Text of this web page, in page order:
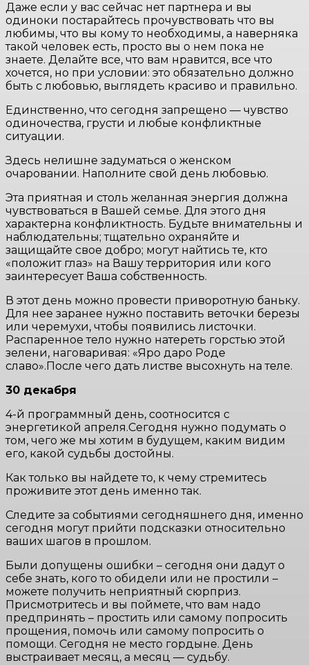
Даже если у вас сейчас нет партнера и вы
одиноки постарайтесь прочувствовать что вы
любимы, что вы кому то необходимы, а наверняка
такой человек есть, просто вы о нем пока не
знаете. Делайте все, что вам нравится, все что
хочется, но при условии: это обязательно должно
быть с любовью, выглядеть красиво и правильно.
Единственно, что сегодня запрещено — чувство
одиночества, грусти и любые конфликтные
ситуации.
Здесь нелишне задуматься о женском
очаровании. Наполните свой день любовью.
Эта приятная и столь желанная энергия должна
чувствоваться в Вашей семье. Для этого дня
характерна конфликтность. Будьте внимательны и
наблюдательны; тщательно охраняйте и
защищайте свое добро; могут найтись те, кто
«положит глаз» на Вашу территория или кого
заинтересует Ваша собственность.
В этот день можно провести приворотную баньку.
Для нее заранее нужно поставить веточки березы
или черемухи, чтобы появились листочки.
Распаренное тело нужно натереть горстью этой
зелени, наговаривая: «Яро даро Роде
славо».После чего дать листве высохнуть на теле.
30 декабря
4-й программный день, соотносится с
энергетикой апреля.Сегодня нужно подумать о
том, чего же мы хотим в будущем, каким видим
его, какой судьбы достойны.
Как только вы найдете то, к чему стремитесь
проживите этот день именно так.
Следите за событиями сегодняшнего дня, именно
сегодня могут прийти подсказки относительно
ваших шагов в прошлом.
Были допущены ошибки – сегодня они дадут о
себе знать, кого то обидели или не простили –
можете получить неприятный сюрприз.
Присмотритесь и вы поймете, что вам надо
предпринять – простить или самому попросить
прощения, помочь или самому попросить о
помощи. Сегодня не место гордыне. День
выстраивает месяц, а месяц — судьбу.